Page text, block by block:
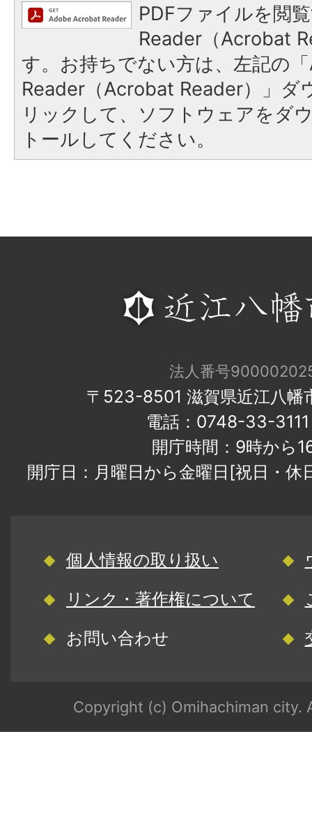
PDFファイルを閲
Reader（Acrobat
す。お持ちでない方は、左記の
Reader（Acrobat Reader）」ダ
リックして、ソフトウェアをダ
トールしてください。
法人番号
〒523-8501 滋賀県近江八幡
電話：0748-33-
開庁時間：9時から
開庁日：月曜日から金曜日[祝日・
個人情報の取り扱い
リンク・著作権について
お問い合わせ
Copyright (c) Omihachiman city.